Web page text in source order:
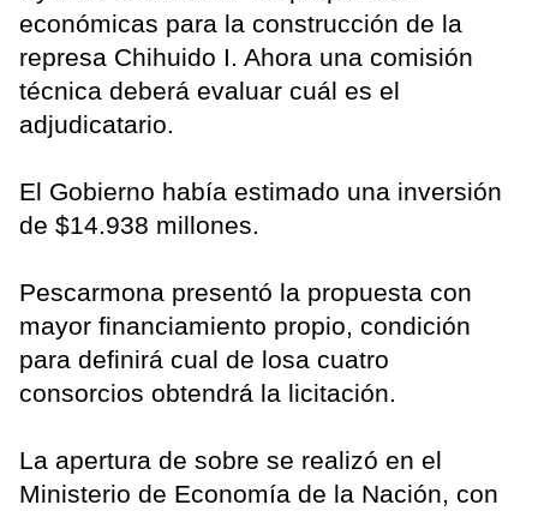
económicas para la construcción de la
represa Chihuido I. Ahora una comisión
técnica deberá evaluar cuál es el
adjudicatario.
El Gobierno había estimado una inversión
de $14.938 millones.
Pescarmona presentó la propuesta con
mayor financiamiento propio, condición
para definirá cual de losa cuatro
consorcios obtendrá la licitación.
La apertura de sobre se realizó en el
Ministerio de Economía de la Nación, con